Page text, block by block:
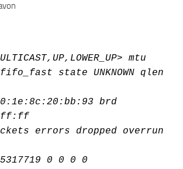
mtu
state UNKNOWN qlen
brd
errors dropped overrun
0 0 0 0